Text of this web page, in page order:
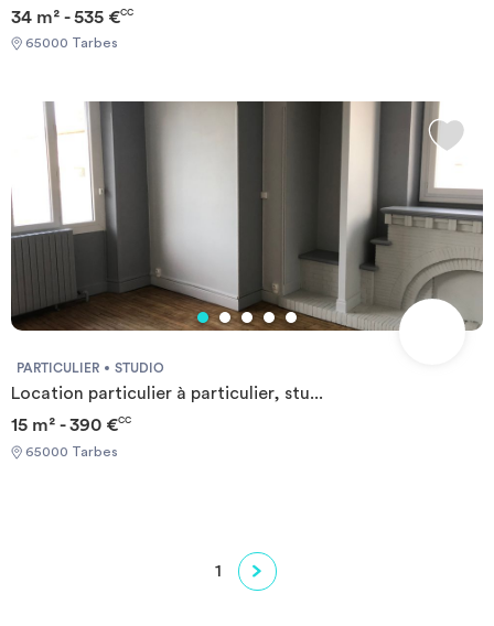
34 m² - 535 €CC
65000 Tarbes
PARTICULIER STUDIO
Location particulier à particulier, stu...
15 m² - 390 €CC
65000 Tarbes
1